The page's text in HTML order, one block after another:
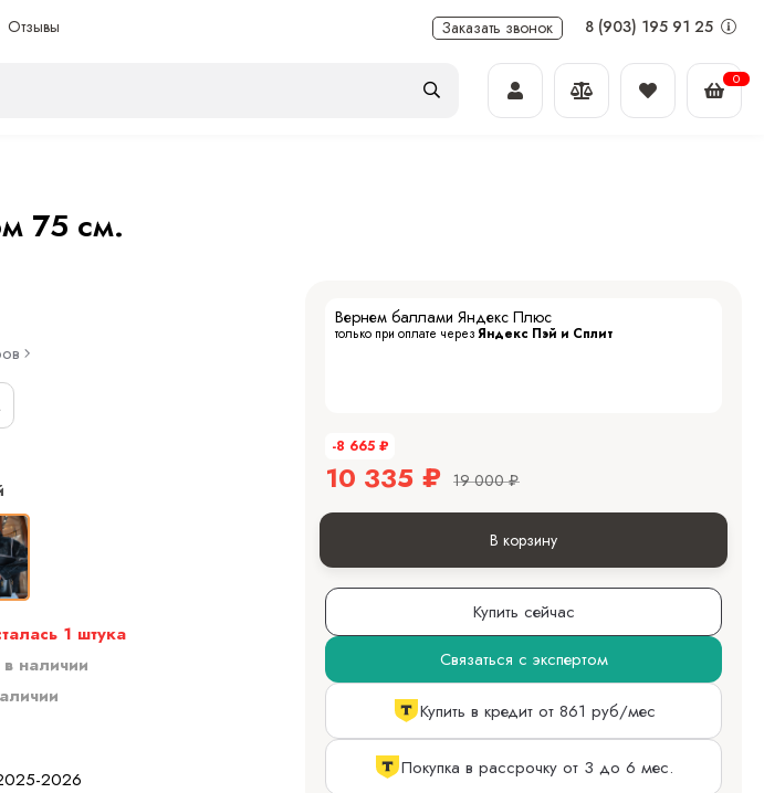
Отзывы Заказать звонок 8 (903) 195 91 25
0
75 см.
1 штука
в наличии
2026
Вернем баллами Яндекс Плюс
только при оплате черезЯндекс Пэй и Сплит
-8 665 ₽
10 335 ₽ 19 000 ₽
В корзину
Купить сейчас
Связаться с экспертом
Купить в кредит от 861 руб/мес
Покупка в рассрочку от 3 до 6 мес.